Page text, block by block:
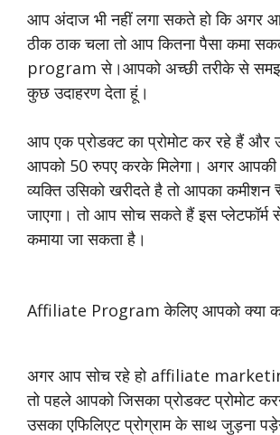
आप अंदाज भी नहीं लगा सकते हो कि अगर
ठीक ठाक चला तो आप कितना पैसा कमा
program से।आपको अच्छी तरीके से
कुछ उदाहरण देता हूं।
आप एक प्रोडक्ट का प्रोमोट कर रहे हैं और
आपको 50 रुपए करके मिलेगा। अगर
व्यक्ति उसिको खरीदते है तो आपका कमीशन
जाएगा। तो आप सोच सकते हैं इस प्लेटफॉर्म
कमाया जा सकता है।
Affiliate Program केलिए आपको क्या
अगर आप सोच रहे हो affiliate
तो पहले आपको जिसका प्रोडक्ट प्रोमोट
उसका एफिलिएट प्रोग्राम के साथ जुड़ना